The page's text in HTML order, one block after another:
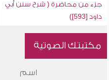
جزء من محاضرة ( شرح سنن أبي
داود [593])
مكتبتك الصوتية
اسم